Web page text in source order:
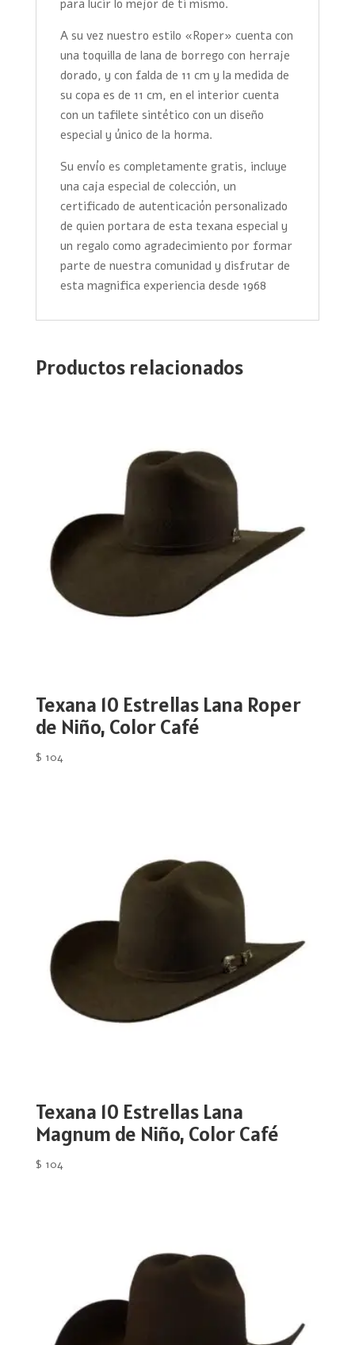
para lucir lo mejor de ti mismo.
A su vez nuestro estilo «Roper» cuenta con
una toquilla de lana de borrego con herraje
dorado, y con falda de 11 cm y la medida de
su copa es de 11 cm, en el interior cuenta
con un tafilete sintético con un diseño
especial y único de la horma.
Su envío es completamente gratis, incluye
una caja especial de colección, un
certificado de autenticación personalizado
de quien portara de esta texana especial y
un regalo como agradecimiento por formar
parte de nuestra comunidad y disfrutar de
esta magnifica experiencia desde 1968
Productos relacionados
Texana 10 Estrellas Lana Roper
de Niño, Color Café
$ 104
Texana 10 Estrellas Lana
Magnum de Niño, Color Café
$ 104